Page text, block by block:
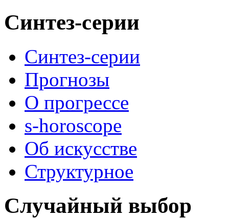
Синтез-серии
Синтез-серии
Прогнозы
О прогрессе
s-horoscope
Об искусстве
Структурное
Случайный выбор